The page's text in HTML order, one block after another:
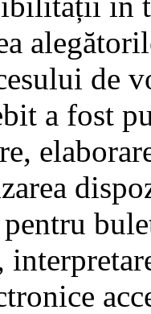
de
a fost